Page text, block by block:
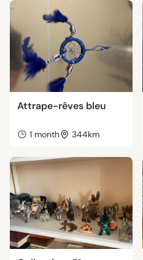
Attrape-rêves bleu
1 month 344km